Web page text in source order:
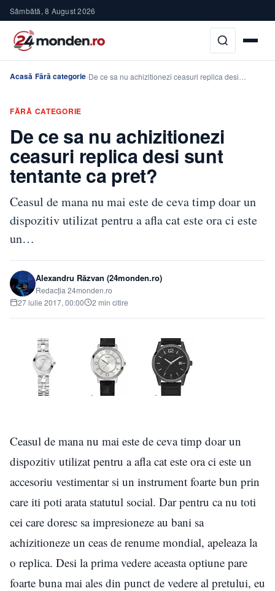
Sâmbătă, 8 August 2026
Acasă›Fără categorie›De ce sa nu achizitionezi ceasuri replica desi…
FĂRĂ CATEGORIE
De ce sa nu achizitionezi
ceasuri replica desi sunt
tentante ca pret?
Ceasul de mana nu mai este de ceva timp doar un
dispozitiv utilizat pentru a afla cat este ora ci este
un…
Alexandru Răzvan (24monden.ro)
Redacția 24monden.ro
27 iulie 2017, 00:00
2 min citire
Ceasul de mana nu mai este de ceva timp doar un
dispozitiv utilizat pentru a afla cat este ora ci este un
accesoriu vestimentar si un instrument foarte bun prin
care iti poti arata statutul social. Dar pentru ca nu toti
cei care doresc sa impresioneze au bani sa
achizitioneze un ceas de renume mondial, apeleaza la
o replica. Desi la prima vedere aceasta optiune pare
foarte buna mai ales din punct de vedere al pretului, eu